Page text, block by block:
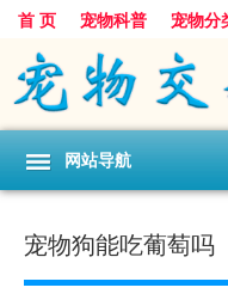
首 页 宠物科普 宠物分
网站导航
宠物狗能吃葡萄吗